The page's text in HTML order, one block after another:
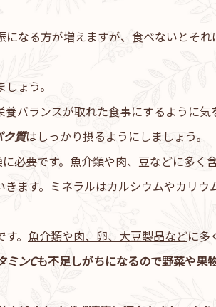
になる方が増えますが、食べないとそ
ょう。
バランスが取れた食事にするように気
質はしっかり摂るようにしましょう。
必要です。 魚介類や肉、豆などに多く
ます。 ミネラルはカルシウムやカリウ
。 魚介類や肉、卵、大豆製品などに多
ミンCも不足しがちになるので野菜や果